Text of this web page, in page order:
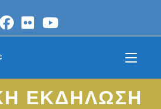
ΕΚΔΗΛΩΣΗ